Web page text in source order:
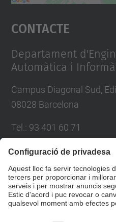
powered by
Contacte
Departament
Automàtica i
Campus Diagonal Sud,
08028 Barcelona
Tel. : 93 401 60 71
E-mail:
Directori UPC
Formulari de contacte